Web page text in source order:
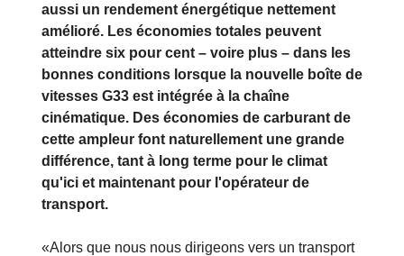
aussi un rendement énergétique nettement
amélioré. Les économies totales peuvent
atteindre six pour cent – voire plus – dans les
bonnes conditions lorsque la nouvelle boîte de
vitesses G33 est intégrée à la chaîne
cinématique. Des économies de carburant de
cette ampleur font naturellement une grande
différence, tant à long terme pour le climat
qu'ici et maintenant pour l'opérateur de
transport.
«Alors que nous nous dirigeons vers un transport